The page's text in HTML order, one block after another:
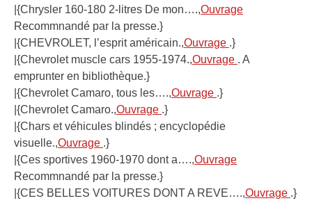
|{Chrysler 160-180 2-litres De mon….,Ouvrage
Recommnandé par la presse.}
|{CHEVROLET, l’esprit américain.,Ouvrage .}
|{Chevrolet muscle cars 1955-1974.,Ouvrage . A
emprunter en bibliothèque.}
|{Chevrolet Camaro, tous les….,Ouvrage .}
|{Chevrolet Camaro.,Ouvrage .}
|{Chars et véhicules blindés ; encyclopédie
visuelle.,Ouvrage .}
|{Ces sportives 1960-1970 dont a….,Ouvrage
Recommnandé par la presse.}
|{CES BELLES VOITURES DONT A REVE….,Ouvrage .}